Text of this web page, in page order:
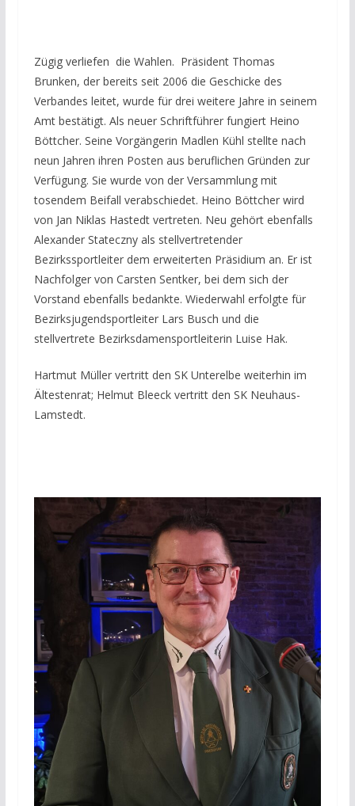
Zügig verliefen die Wahlen. Präsident Thomas
Brunken, der bereits seit 2006 die Geschicke des
Verbandes leitet, wurde für drei weitere Jahre in seinem
Amt bestätigt. Als neuer Schriftführer fungiert Heino
Böttcher. Seine Vorgängerin Madlen Kühl stellte nach
neun Jahren ihren Posten aus beruflichen Gründen zur
Verfügung. Sie wurde von der Versammlung mit
tosendem Beifall verabschiedet. Heino Böttcher wird
von Jan Niklas Hastedt vertreten. Neu gehört ebenfalls
Alexander Stateczny als stellvertretender
Bezirkssportleiter dem erweiterten Präsidium an. Er ist
Nachfolger von Carsten Sentker, bei dem sich der
Vorstand ebenfalls bedankte. Wiederwahl erfolgte für
Bezirksjugendsportleiter Lars Busch und die
stellvertrete Bezirksdamensportleiterin Luise Hak.
Hartmut Müller vertritt den SK Unterelbe weiterhin im
Ältestenrat; Helmut Bleeck vertritt den SK Neuhaus-
Lamstedt.